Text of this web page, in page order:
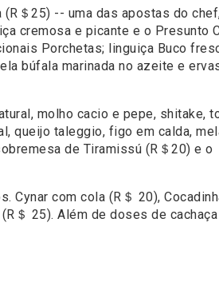
＄25) -- uma das apostas do
cremosa e picante e o Presunto
Porchetas; linguiça Buco
búfala marinada no azeite e
molho cacio e pepe, shitake,
queijo taleggio, figo em calda,
de Tiramissú (R＄20) e o
Cynar com cola (R＄ 20),
＄ 25). Além de doses de